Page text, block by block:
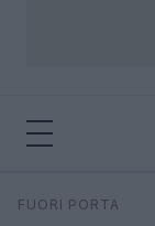
Cerca
FUORI PORTA